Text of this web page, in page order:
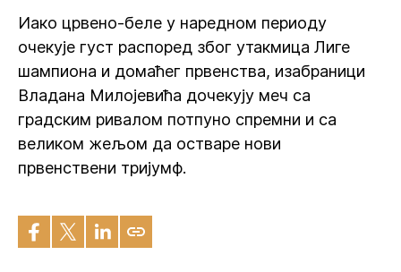
Иако црвено-беле у наредном периоду
очекује густ распоред због утакмица Лиге
шампиона и домаћег првенства, изабраници
Владана Милојевића дочекују меч са
градским ривалом потпуно спремни и са
великом жељом да остваре нови
првенствени тријумф.